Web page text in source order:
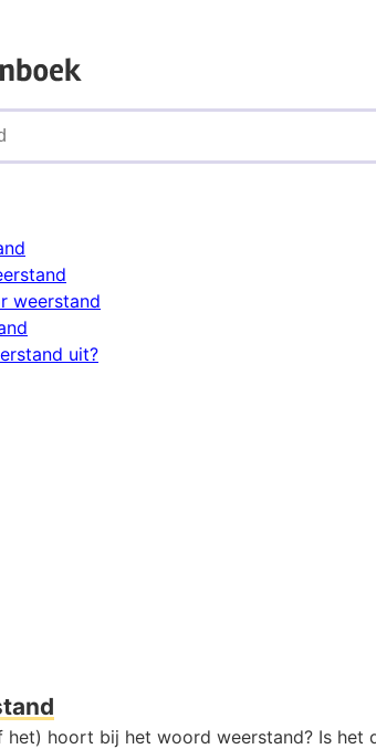
weerstand
uit?
hoort bij het woord weerstand? Is het